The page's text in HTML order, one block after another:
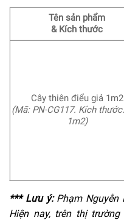
Tên sản phẩm
& Kích thước
Cây thiên điểu giả 1m2
(Mã: PN-CG117. Kích
1m2)
*** Lưu ý: Phạm Nguyễn
Hiện nay, trên thị